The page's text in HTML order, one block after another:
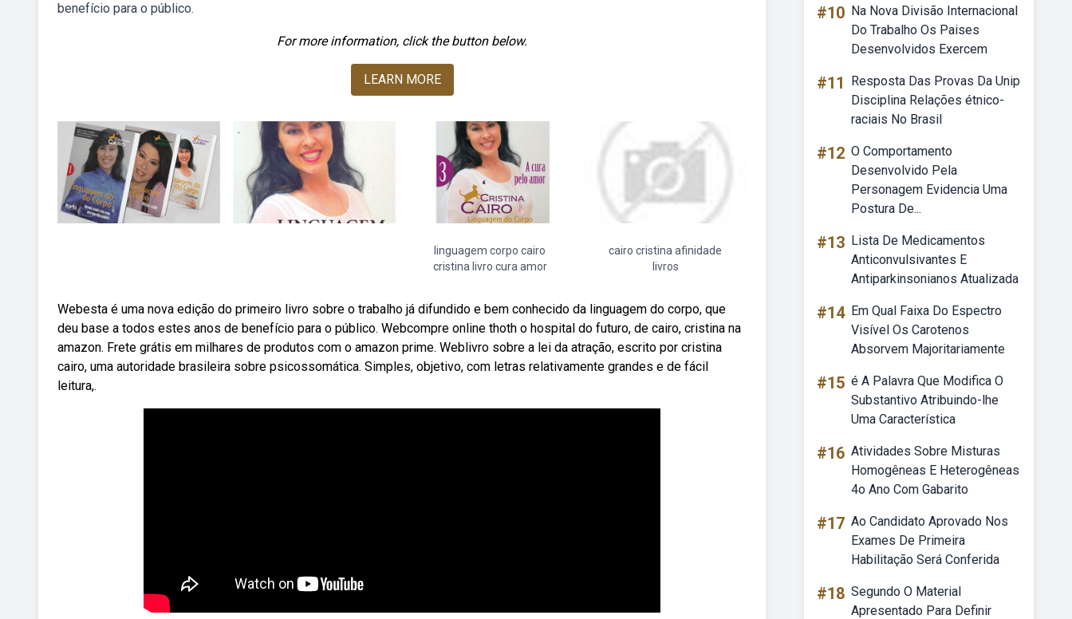
benefício para o público.
For more information, click the button below.
LEARN MORE
linguagem corpo cairo
cristina livro cura amor
cairo cristina afinidade
livros
Webesta é uma nova edição do primeiro livro sobre o trabalho já difundido e bem conhecido da linguagem do corpo, que
deu base a todos estes anos de benefício para o público. Webcompre online thoth o hospital do futuro, de cairo, cristina na
amazon. Frete grátis em milhares de produtos com o amazon prime. Weblivro sobre a lei da atração, escrito por cristina
cairo, uma autoridade brasileira sobre psicossomática. Simples, objetivo, com letras relativamente grandes e de fácil
leitura,.
#10 Na Nova Divisão Internacional
Do Trabalho Os Paises
Desenvolvidos Exercem
#11
Resposta Das Provas Da Unip
Disciplina Relações étnico-
raciais No Brasil
#12 O Comportamento
Desenvolvido Pela
Personagem Evidencia Uma
Postura De...
#13 Lista De Medicamentos
Anticonvulsivantes E
Antiparkinsonianos Atualizada
#14 Em Qual Faixa Do Espectro
Visível Os Carotenos
Absorvem Majoritariamente
#15 é A Palavra Que Modifica O
Substantivo Atribuindo-lhe
Uma Característica
#16 Atividades Sobre Misturas
Homogêneas E Heterogêneas
4o Ano Com Gabarito
#17 Ao Candidato Aprovado Nos
Exames De Primeira
Habilitação Será Conferida
#18 Segundo O Material
Apresentado Para Definir